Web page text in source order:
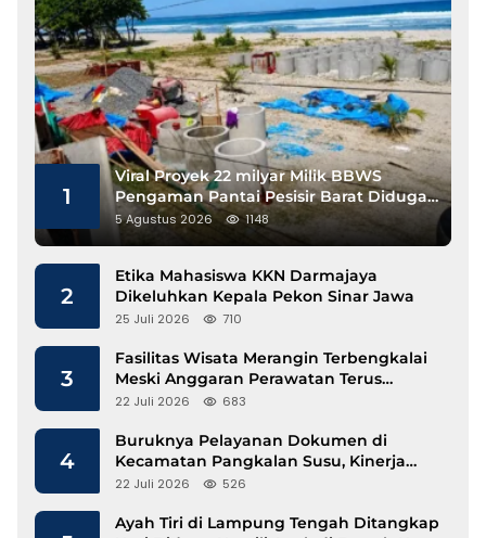
1
Viral Proyek 22 milyar Milik BBWS
Pengaman Pantai Pesisir Barat Diduga
Gunakan Besi Banci
5 Agustus 2026 1148
2
Etika Mahasiswa KKN Darmajaya
Dikeluhkan Kepala Pekon Sinar Jawa
25 Juli 2026 710
3
Fasilitas Wisata Merangin Terbengkalai
Meski Anggaran Perawatan Terus
Mengalir
22 Juli 2026 683
4
Buruknya Pelayanan Dokumen di
Kecamatan Pangkalan Susu, Kinerja
Disdukcapil Langkat Disorot
22 Juli 2026 526
Ayah Tiri di Lampung Tengah Ditangkap